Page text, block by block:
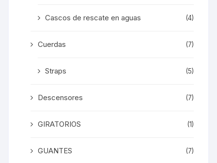
Cascos de rescate en aguas (4)
Cuerdas (7)
Straps (5)
Descensores (7)
GIRATORIOS (1)
GUANTES (7)